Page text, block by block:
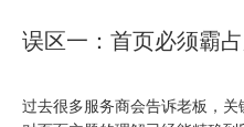
误区一：首页必须霸
过去很多服务商会告诉老板，